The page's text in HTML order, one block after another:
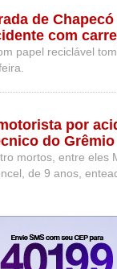
de
com
papel reciclável
por
do Grêmio
mortos, entre eles
de 9 anos,